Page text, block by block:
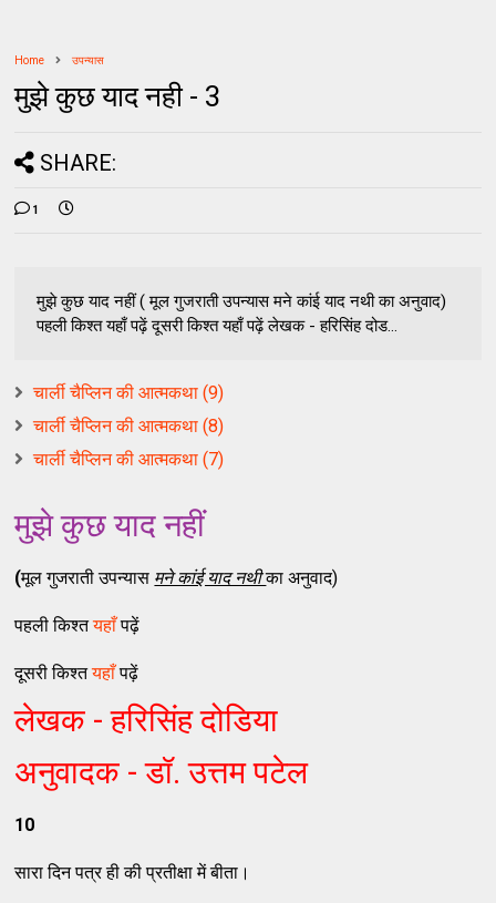
Home उपन्यास
मुझे कुछ याद नही - 3
SHARE:
1
मुझे कुछ याद नहीं ( मूल गुजराती उपन्यास मने कांई याद नथी का अनुवाद)
पहली किश्त यहाँ पढ़ें दूसरी किश्त यहाँ पढ़ें लेखक - हरिसिंह दोड...
चार्ली चैप्लिन की आत्मकथा (9)
चार्ली चैप्लिन की आत्मकथा (8)
चार्ली चैप्लिन की आत्मकथा (7)
मुझे कुछ याद नहीं
(मूल गुजराती उपन्यास मने कांई याद नथीका अनुवाद)
पहली किश्तयहाँपढ़ें
दूसरी किश्तयहाँपढ़ें
लेखक - हरिसिंह दोडिया
अनुवादक - डॉ. उत्तम पटेल
10
सारा दिन पत्र ही की प्रतीक्षा में बीता।